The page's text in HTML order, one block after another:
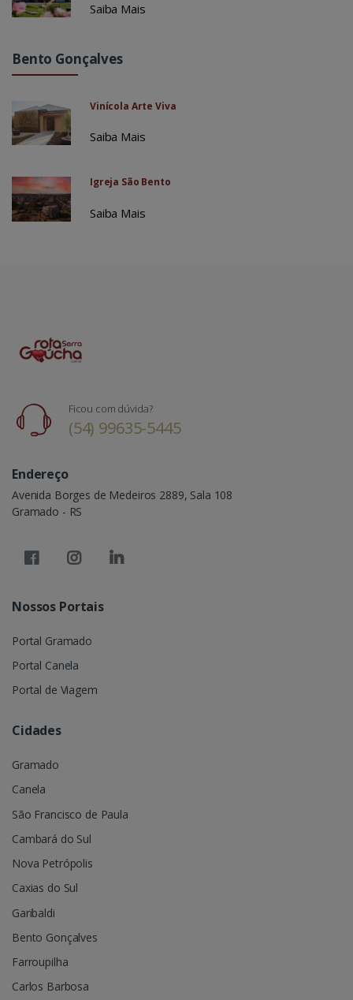
Saiba Mais
Bento Gonçalves
Vinícola Arte Viva
Saiba Mais
Igreja São Bento
Saiba Mais
Ficou com dúvida?
(54) 99635-5445
Endereço
Avenida Borges de Medeiros 2889, Sala 108
Gramado - RS
Nossos Portais
Portal Gramado
Portal Canela
Portal de Viagem
Cidades
Gramado
Canela
São Francisco de Paula
Cambará do Sul
Nova Petrópolis
Caxias do Sul
Garibaldi
Bento Gonçalves
Farroupilha
Carlos Barbosa